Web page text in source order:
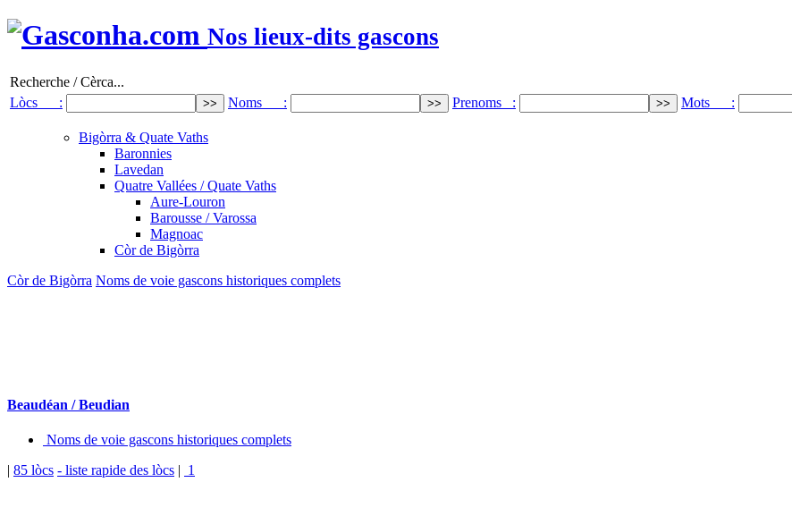
Nos lieux-dits gascons
Recherche / Cèrca...
Lòcs :
Noms : Prenoms : Mots :
Bigòrra & Quate Vaths
Baronnies
Lavedan
Quatre Vallées / Quate Vaths
Aure-Louron
Barousse / Varossa
Magnoac
Còr de Bigòrra
Còr de Bigòrra Noms de voie gascons historiques complets
Beaudéan / Beudian
Noms de voie gascons historiques complets
| 85 lòcs - liste rapide des lòcs | 1